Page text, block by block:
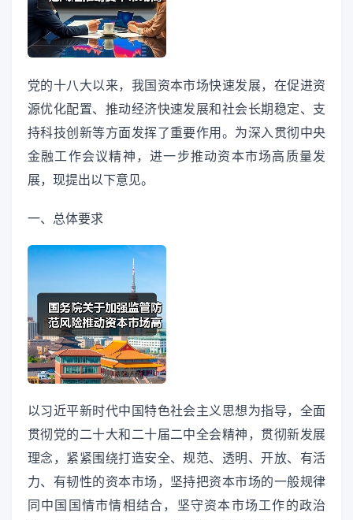
党的十八大以来，我国资本市场快速发展，在促进资
源优化配置、推动经济快速发展和社会长期稳定、支
持科技创新等方面发挥了重要作用。为深入贯彻中央
金融工作会议精神，进一步推动资本市场高质量发
展，现提出以下意见。
一、总体要求
以习近平新时代中国特色社会主义思想为指导，全面
贯彻党的二十大和二十届二中全会精神，贯彻新发展
理念，紧紧围绕打造安全、规范、透明、开放、有活
力、有韧性的资本市场，坚持把资本市场的一般规律
同中国国情市情相结合，坚守资本市场工作的政治